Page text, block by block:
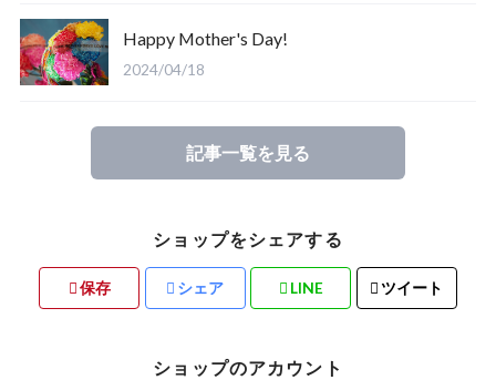
Happy Mother's Day!
2024/04/18
記事一覧を見る
ショップをシェアする
保存 シェア LINE ツイート
ショップのアカウント